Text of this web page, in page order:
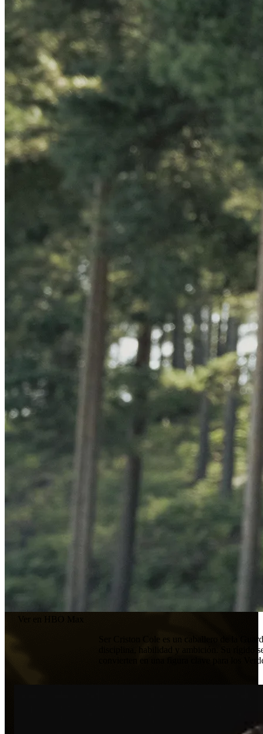
Ver en HBO Max
Ser Criston Cole es un caballero de la
disciplina, habilidad y ambición. Su rígido
convierten en una figura clave para los